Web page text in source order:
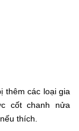
thêm các loại gia
cốt chanh nửa
thích.